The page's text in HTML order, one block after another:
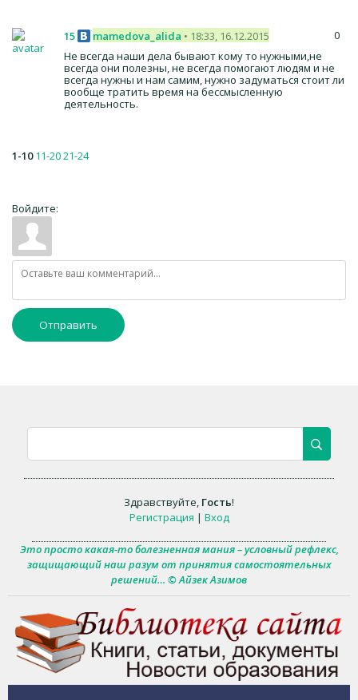
0
15 mamedova_alida • 18:33, 16.12.2015
Не всегда наши дела бывают кому то нужными,не
всегда они полезны, не всегда помогают людям и не
всегда нужны и нам самим, нужно задуматься стоит ли
вообще тратить время на бессмысленную
деятельность.
1-10 11-2021-24
Войдите:
Отправить
Здравствуйте, Гость!
Регистрация | Вход
Это просто какая-то болезненная мания – условный рефлекс,
защищающий наш разум от принятия самостоятельных
решений… © Айзек Азимов